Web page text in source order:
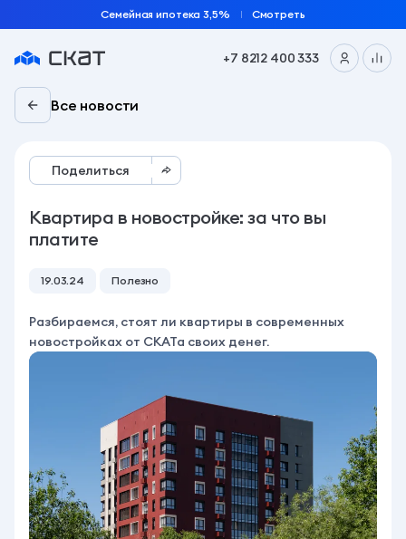
Семейная ипотека 3,5% Смотреть
+7 8212 400 333
Все новости
Поделиться
Квартира в новостройке: за что вы
платите
19.03.24 Полезно
Разбираемся, стоят ли квартиры в современных
новостройках от СКАТа своих денег.